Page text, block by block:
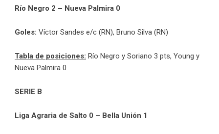
Río Negro 2 – Nueva Palmira 0
Goles: Víctor Sandes e/c (RN), Bruno Silva (RN)
Tabla de posiciones: Río Negro y Soriano 3 pts, Young y
Nueva Palmira 0
SERIE B
Liga Agraria de Salto 0 – Bella Unión 1